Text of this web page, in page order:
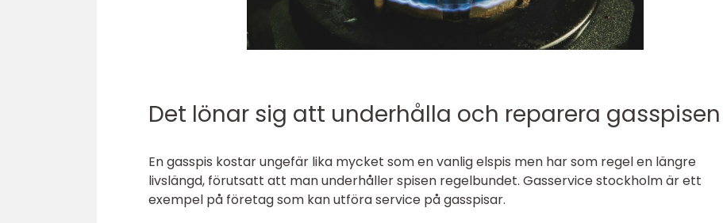
Det lönar sig att underhålla och reparera gasspisen
En gasspis kostar ungefär lika mycket som en vanlig elspis men har som regel en längre
livslängd, förutsatt att man underhåller spisen regelbundet. Gasservice stockholm är ett
exempel på företag som kan utföra service på gasspisar.